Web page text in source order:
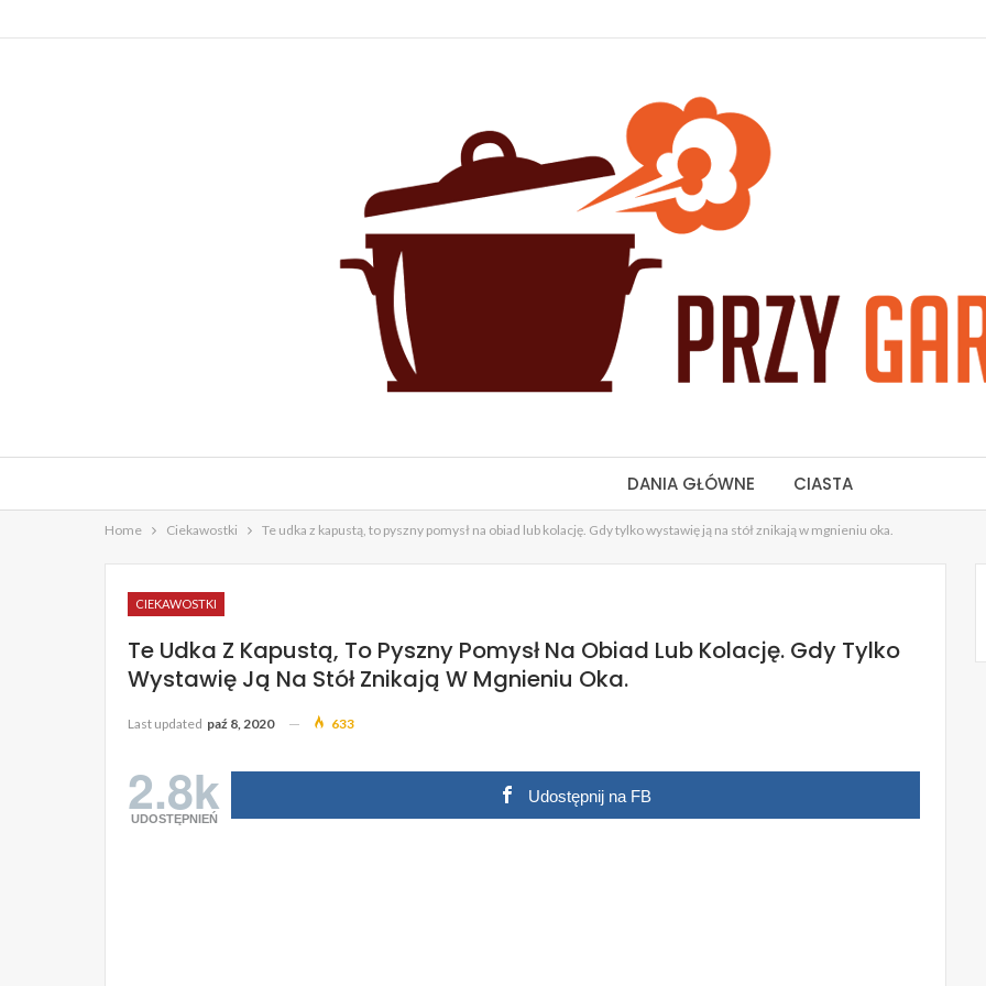
DANIA GŁÓWNE CIASTA
Home Ciekawostki Te udka z kapustą, to pyszny pomysł na obiad lub kolację. Gdy tylko wystawię ją na stół znikają w mgnieniu oka.
CIEKAWOSTKI
Te Udka Z Kapustą, To Pyszny Pomysł Na Obiad Lub Kolację. Gdy Tylko
Wystawię Ją Na Stół Znikają W Mgnieniu Oka.
Last updated paź 8, 2020 633
2.8k
UDOSTĘPNIEŃ
Udostępnij na FB